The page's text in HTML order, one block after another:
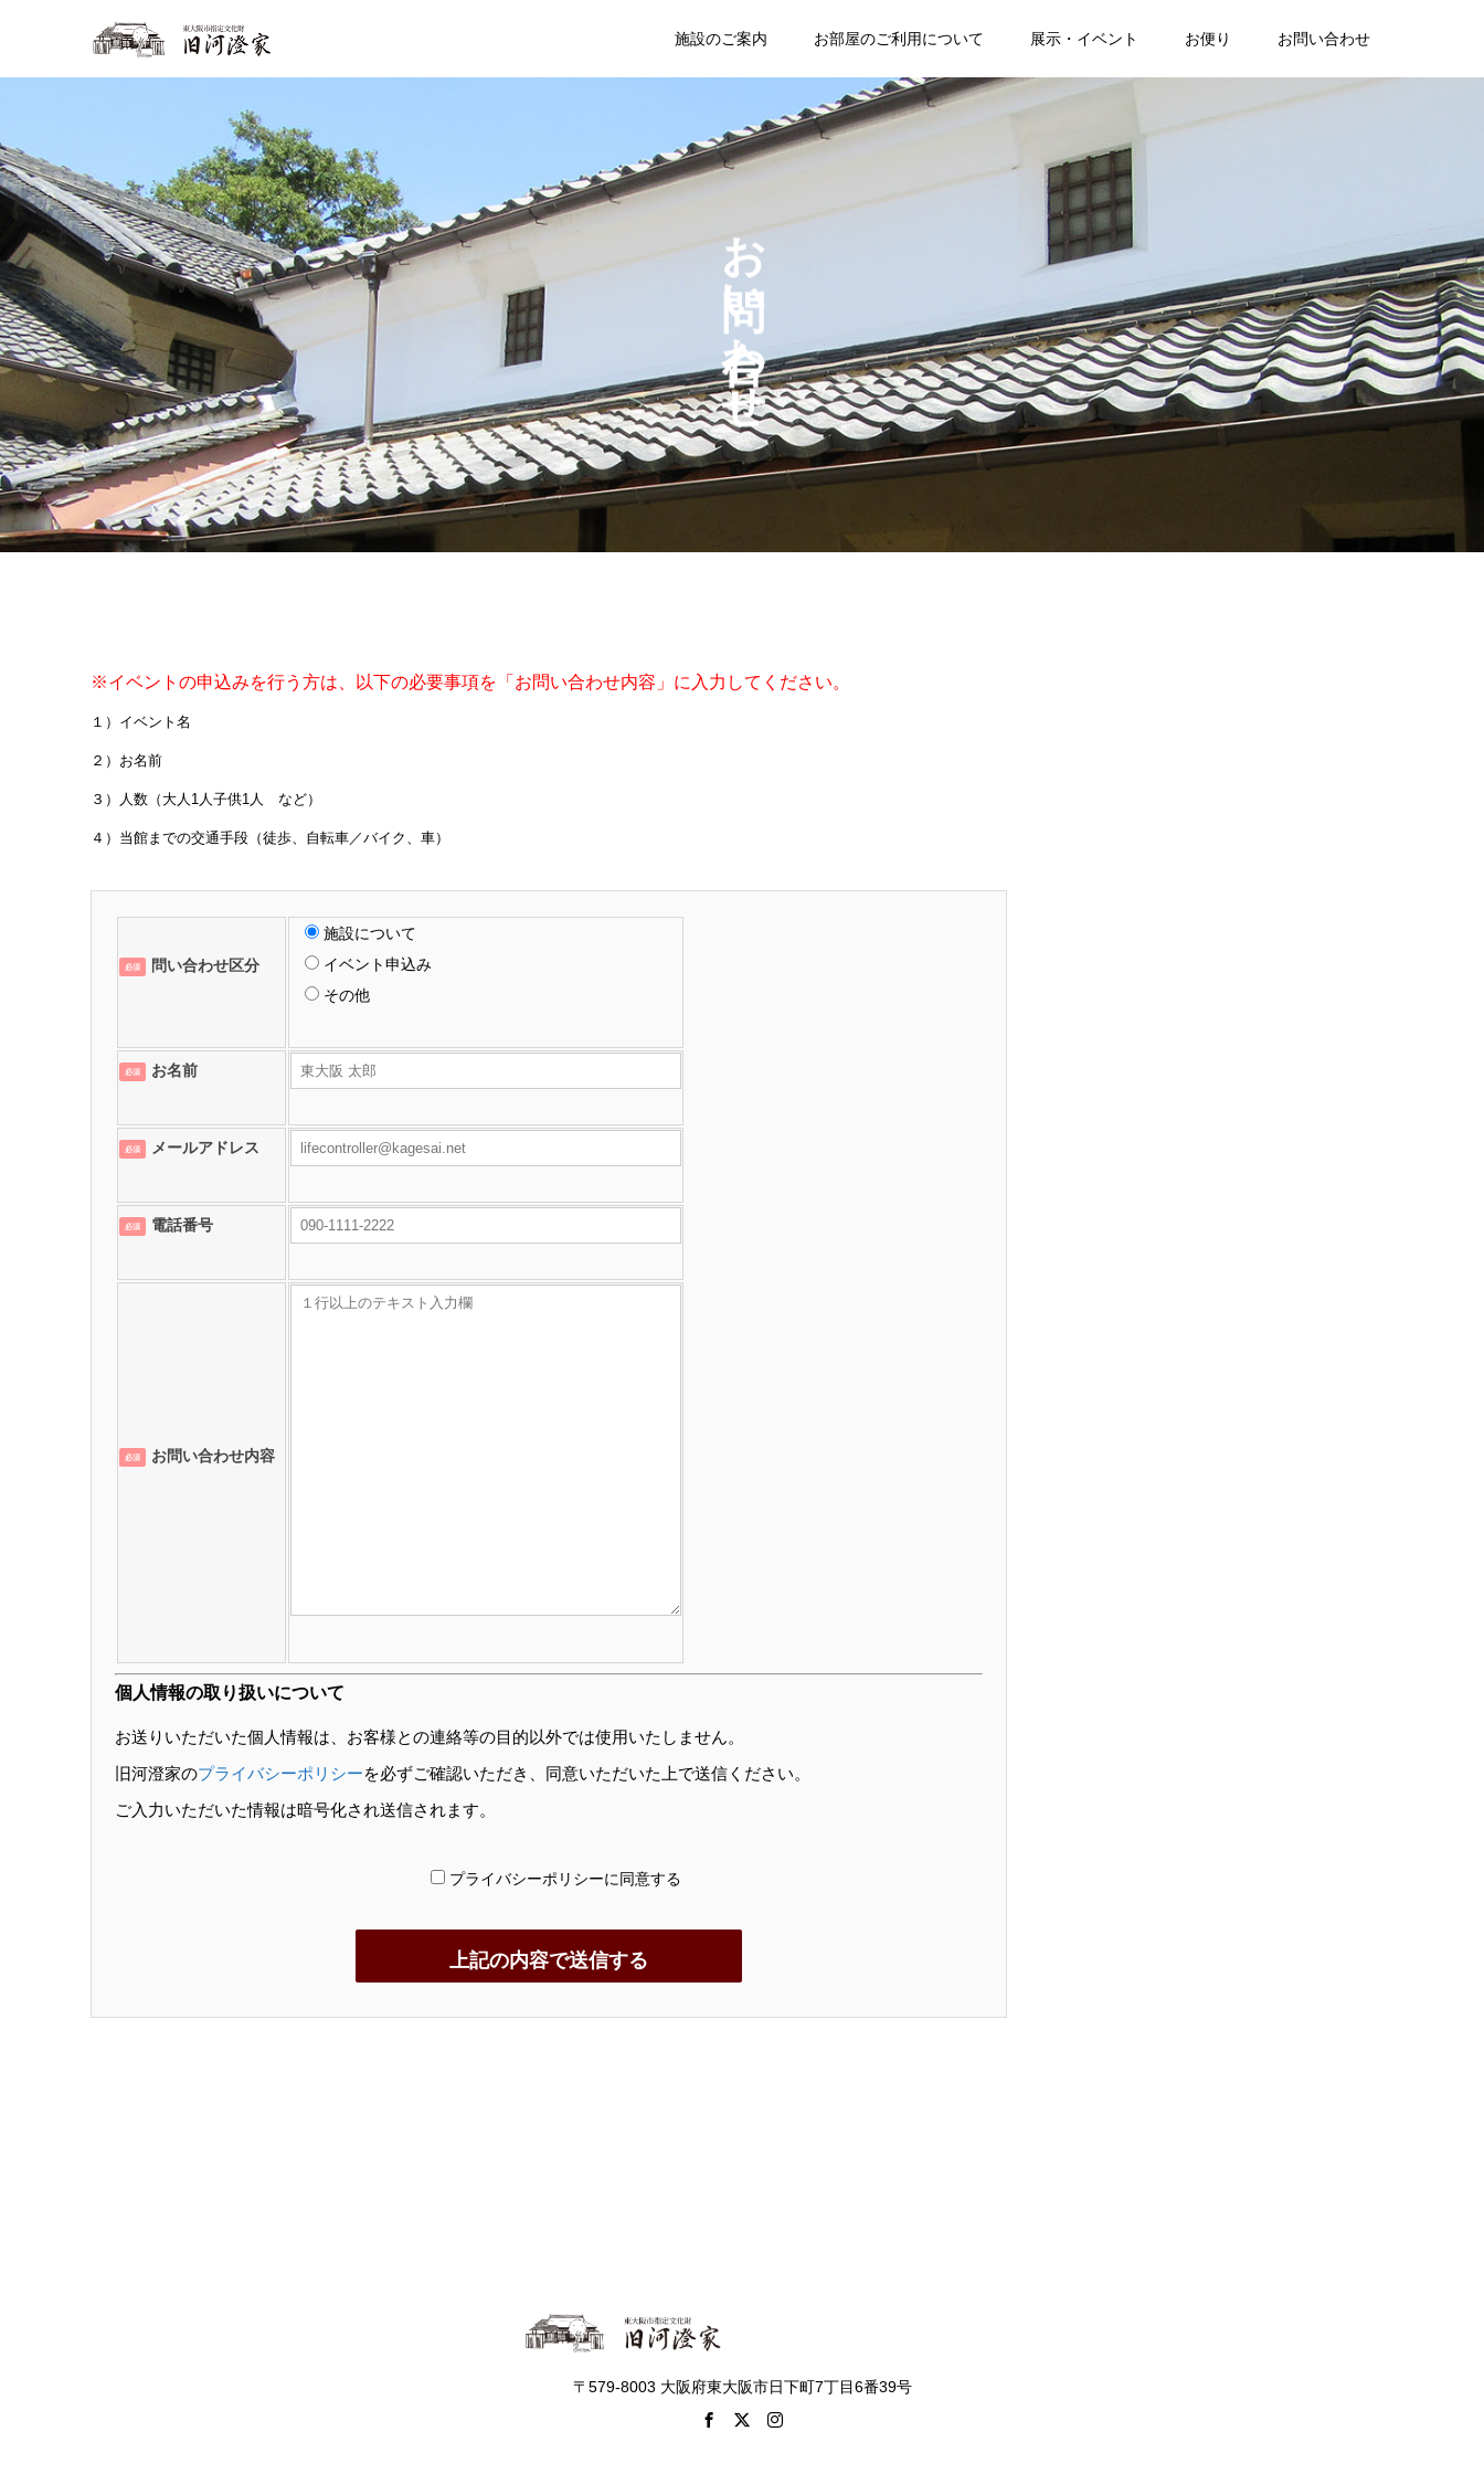
施設のご案内 お部屋のご利用について 展示・イベント お便り お問い合わせ
お問い合わせ
※イベントの申込みを行う方は、以下の必要事項を「お問い合わせ内容」に入力してください。
１）イベント名
２）お名前
３）人数（大人1人子供1人 など）
４）当館までの交通手段（徒歩、自転車／バイク、車）
必須 問い合わせ区分
施設について
イベント申込み
その他
必須 お名前
必須 メールアドレス
必須 電話番号
必須 お問い合わせ内容
個人情報の取り扱いについて
お送りいただいた個人情報は、お客様との連絡等の目的以外では使用いたしません。
旧河澄家のプライバシーポリシーを必ずご確認いただき、同意いただいた上で送信ください。
ご入力いただいた情報は暗号化され送信されます。
プライバシーポリシーに同意する
〒579-8003 大阪府東大阪市日下町7丁目6番39号